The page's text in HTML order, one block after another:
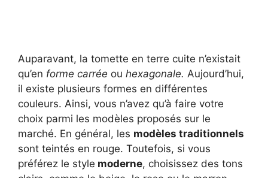
Auparavant, la tomette en terre cuite n’existait
qu’en forme carrée ou hexagonale. Aujourd’hui,
il existe plusieurs formes en différentes
couleurs. Ainsi, vous n’avez qu’à faire votre
choix parmi les modèles proposés sur le
marché. En général, les modèles traditionnels
sont teintés en rouge. Toutefois, si vous
préférez le style moderne, choisissez des tons